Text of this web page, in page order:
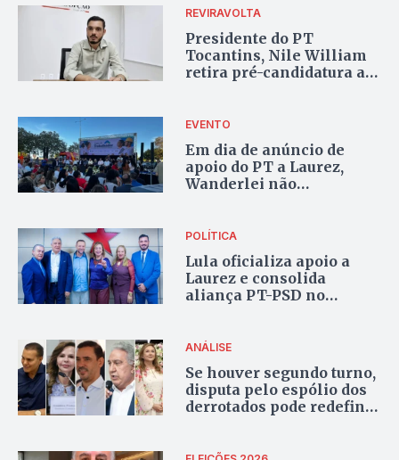
REVIRAVOLTA
Presidente do PT
Tocantins, Nile William
retira pré-candidatura a
coletivo”
EVENTO
Em dia de anúncio de
apoio do PT a Laurez,
Wanderlei não
Palmas
POLÍTICA
Lula oficializa apoio a
Laurez e consolida
aliança PT-PSD no
ANÁLISE
Se houver segundo turno,
disputa pelo espólio dos
derrotados pode redefinir